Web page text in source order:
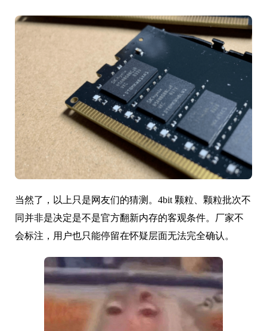
当然了，以上只是网友们的猜测。4bit 颗粒、颗粒批次不
同并非是决定是不是官方翻新内存的客观条件。厂家不
会标注，用户也只能停留在怀疑层面无法完全确认。